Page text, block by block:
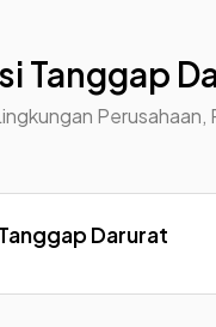
Tanggap
Darurat